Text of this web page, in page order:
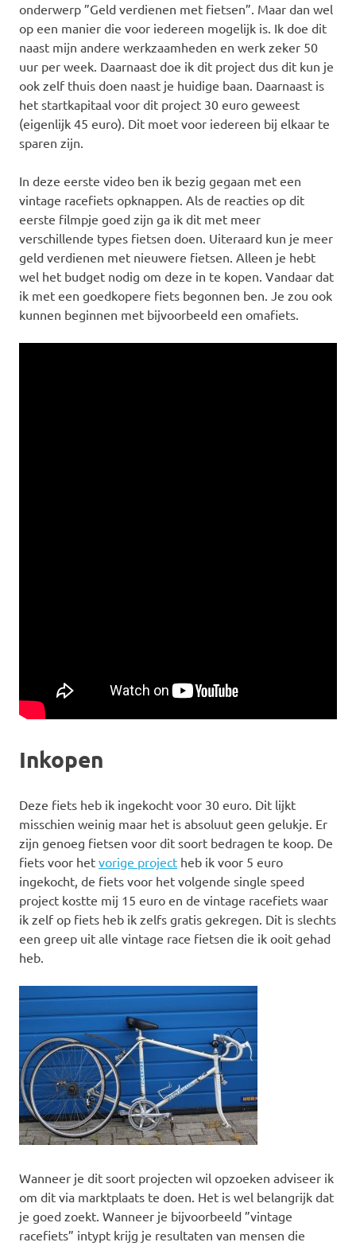
onderwerp ”Geld verdienen met fietsen”. Maar dan wel
op een manier die voor iedereen mogelijk is. Ik doe dit
naast mijn andere werkzaamheden en werk zeker 50
uur per week. Daarnaast doe ik dit project dus dit kun je
ook zelf thuis doen naast je huidige baan. Daarnaast is
het startkapitaal voor dit project 30 euro geweest
(eigenlijk 45 euro). Dit moet voor iedereen bij elkaar te
sparen zijn.
In deze eerste video ben ik bezig gegaan met een
vintage racefiets opknappen. Als de reacties op dit
eerste filmpje goed zijn ga ik dit met meer
verschillende types fietsen doen. Uiteraard kun je meer
geld verdienen met nieuwere fietsen. Alleen je hebt
wel het budget nodig om deze in te kopen. Vandaar dat
ik met een goedkopere fiets begonnen ben. Je zou ook
kunnen beginnen met bijvoorbeeld een omafiets.
Inkopen
Deze fiets heb ik ingekocht voor 30 euro. Dit lijkt
misschien weinig maar het is absoluut geen gelukje. Er
zijn genoeg fietsen voor dit soort bedragen te koop. De
fiets voor het vorige project heb ik voor 5 euro
ingekocht, de fiets voor het volgende single speed
project kostte mij 15 euro en de vintage racefiets waar
ik zelf op fiets heb ik zelfs gratis gekregen. Dit is slechts
een greep uit alle vintage race fietsen die ik ooit gehad
heb.
Wanneer je dit soort projecten wil opzoeken adviseer ik
om dit via marktplaats te doen. Het is wel belangrijk dat
je goed zoekt. Wanneer je bijvoorbeeld ”vintage
racefiets” intypt krijg je resultaten van mensen die